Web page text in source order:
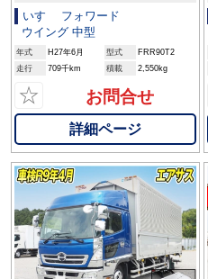
いすゞ フォワード
ウイング 中型
年式 H27年6月 型式
FRR90T2
走行
709千km 積載 2,550kg
☆ お問合せ
詳細ページ